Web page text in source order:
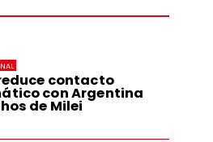
contacto
con Argentina
de Milei